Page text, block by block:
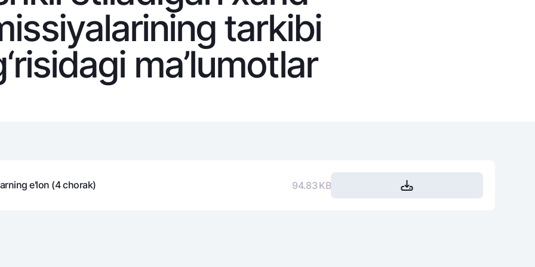
NBU’dan oltin quymalar
Kumush omonat
Garmin pay
Valyutalar kursi
Eskrou hisobvarag‘i
Aksiyalar
Milliy mobil ilovasi
tarkibi
ma’lumotlar
e'lon (4 chorak) 94.83 KB